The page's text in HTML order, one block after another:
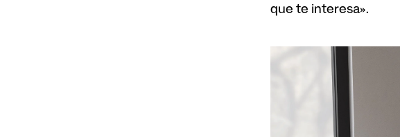
que te interesa».